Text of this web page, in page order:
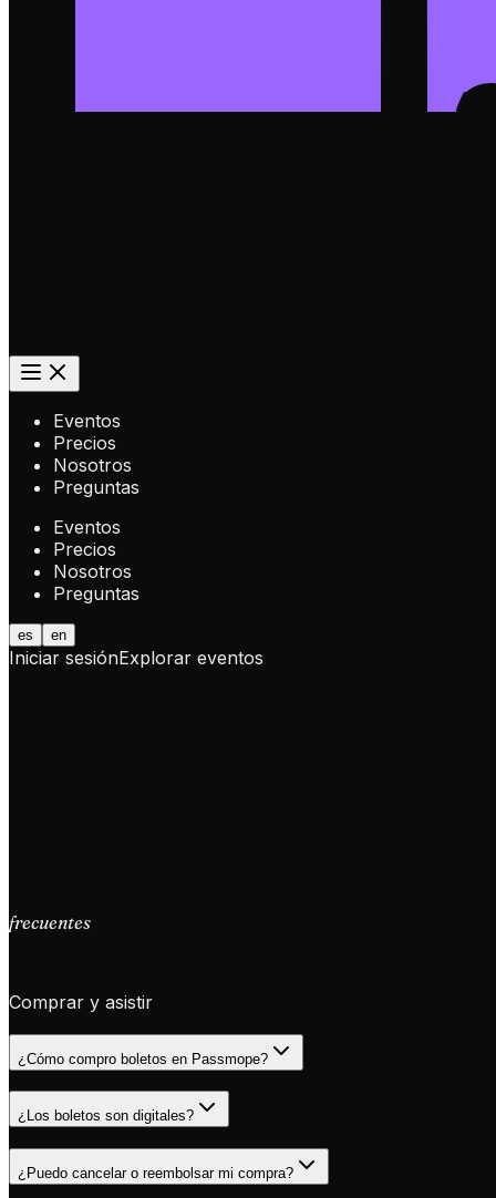
Eventos
Precios
Nosotros
Preguntas
Eventos
Precios
Nosotros
Preguntas
es en
Iniciar sesiónExplorar eventos
frecuentes
Comprar y asistir
¿Cómo compro boletos en Passmope?
¿Los boletos son digitales?
¿Puedo cancelar o reembolsar mi compra?